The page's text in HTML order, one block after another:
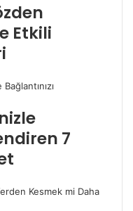
Etkili
7